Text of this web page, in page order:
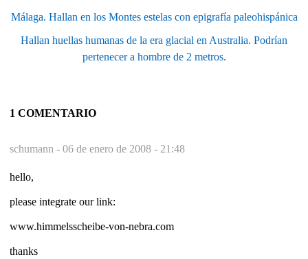
Málaga. Hallan en los Montes estelas con epigrafía paleohispánica
Hallan huellas humanas de la era glacial en Australia. Podrían
pertenecer a hombre de 2 metros.
1 COMENTARIO
schumann - 06 de enero de 2008 - 21:48
hello,
please integrate our link:
www.himmelsscheibe-von-nebra.com
thanks